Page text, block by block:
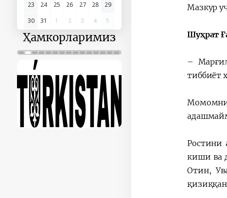
23
24 25 26 27 28
29
30
31 1 2 3 4 5
Ҳамкорларимиз
Мазкур
Шуҳрат
–
тиббиёт
Ростини
киши ва
Отин,